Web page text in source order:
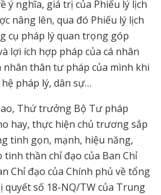
ý nghĩa, giá trị của Phiếu lý lịch
nâng lên, qua đó Phiếu lý lịch
cụ pháp lý quan trọng góp
lợi ích hợp pháp của cá nhân
thân tư pháp của mình khi
pháp lý, dân sự…
Thứ trưởng Bộ Tư pháp
hay, thực hiện chủ trương sắp
tinh gọn, mạnh, hiệu năng,
thần chỉ đạo của Ban Chỉ
Chỉ đạo của Chính phủ về tổng
quyết số 18-NQ/TW của Trung